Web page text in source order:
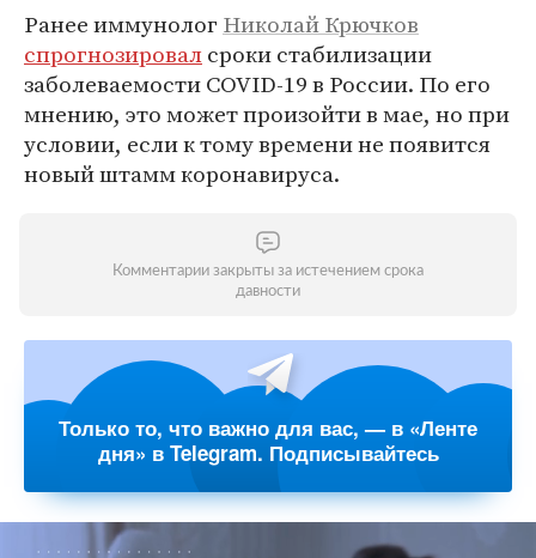
Ранее иммунолог Николай Крючков
спрогнозировалсроки стабилизации
заболеваемости COVID-19 в России. По его
мнению, это может произойти в мае, но при
условии, если к тому времени не появится
новый штамм коронавируса.
Комментарии закрыты за истечением срока
давности
Только то, что важно для вас, — в «Ленте
дня» в Telegram. Подписывайтесь